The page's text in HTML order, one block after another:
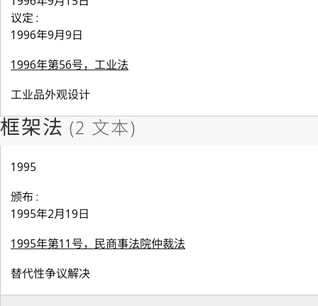
议定 :
1996年9月9日
1996年第56号，工业法
工业品外观设计
1995
颁布 :
1995年2月19日
1995年第11号，民商事法院仲裁法
替代性争议解决